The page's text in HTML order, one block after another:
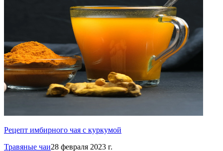
Рецепт имбирного чая с куркумой
Травяные чаи28 февраля 2023 г.